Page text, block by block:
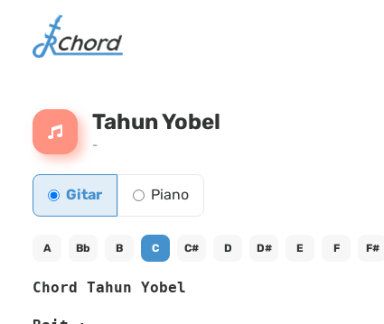
Tahun Yobel
-
Gitar Piano
A Bb B C C# D D# E F F#
Chord Tahun Yobel